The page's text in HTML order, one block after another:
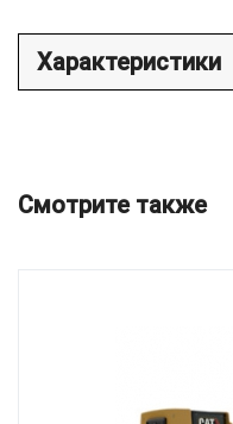
Характеристики
Смотрите также